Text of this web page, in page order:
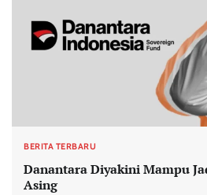
BERITA TERBARU
Danantara Diyakini Mampu
Asing